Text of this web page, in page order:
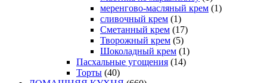
меренгово-масляный крем (1)
сливочный крем (1)
Сметанный крем (17)
Творожный крем (5)
Шоколадный крем (1)
Пасхальные угощения (14)
Торты (40)